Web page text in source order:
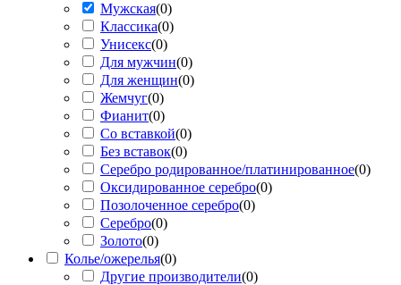
Мужская(0)
Классика(0)
Унисекс(0)
Для мужчин(0)
Для женщин(0)
Жемчуг(0)
Фианит(0)
Со вставкой(0)
Без вставок(0)
Серебро родированное/платинированное(0)
Оксидированное серебро(0)
Позолоченное серебро(0)
Серебро(0)
Золото(0)
Колье/ожерелья(0)
Другие производители(0)